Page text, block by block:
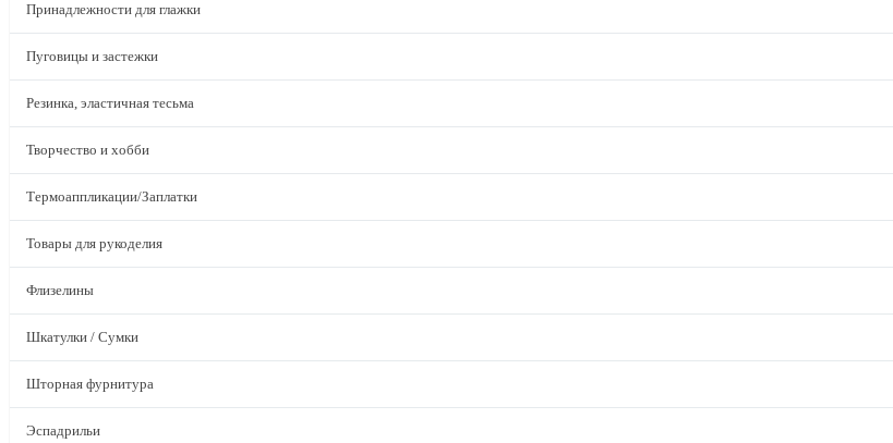
Принадлежности для глажки
Пуговицы и застежки
Резинка, эластичная тесьма
Творчество и хобби
Термоаппликации/Заплатки
Товары для рукоделия
Флизелины
Шкатулки / Сумки
Шторная фурнитура
Эспадрильи